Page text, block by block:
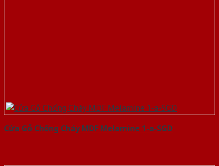
Cửa Gỗ Chống Cháy MDF Melamine 1-a-SGD